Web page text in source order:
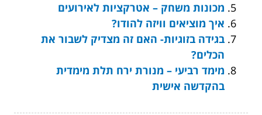
מכונות משחק – אטרקציות לאירועים
איך מוציאים וויזה להודו?
בגידה בזוגיות- האם זה מצדיק לשבור את
הכלים?
מימד רביעי – מנורת ירח תלת מימדית
בהקדשה אישית